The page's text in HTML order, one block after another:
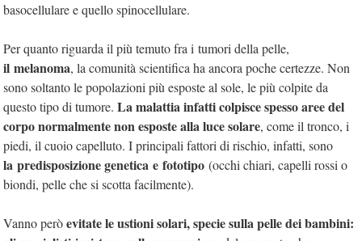
basocellulare e quello spinocellulare.
Per quanto riguarda il più temuto fra i tumori della pelle,
il melanoma, la comunità scientifica ha ancora poche certezze. Non
sono soltanto le popolazioni più esposte al sole, le più colpite da
questo tipo di tumore. La malattia infatti colpisce spesso aree del
corpo normalmente non esposte alla luce solare, come il tronco, i
piedi, il cuoio capelluto. I principali fattori di rischio, infatti, sono
la predisposizione genetica e fototipo (occhi chiari, capelli rossi o
biondi, pelle che si scotta facilmente).
Vanno peròevitate le ustioni solari, specie sulla pelle dei bambini: